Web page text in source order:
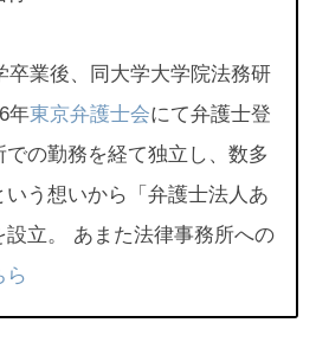
卒業後、同大学大学院法務研
年東京弁護士会にて弁護士登
の勤務を経て独立し、数多
いう想いから「弁護士法人あ
設立。 あまた法律事務所への
ら